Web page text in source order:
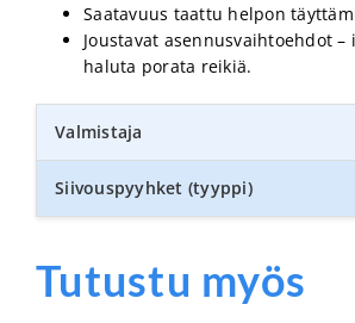
Saatavuus taattu helpon
Joustavat asennusvaihtoehdot
haluta porata reikiä.
Valmistaja
Siivouspyyhket (tyyppi)
Tutustu myös